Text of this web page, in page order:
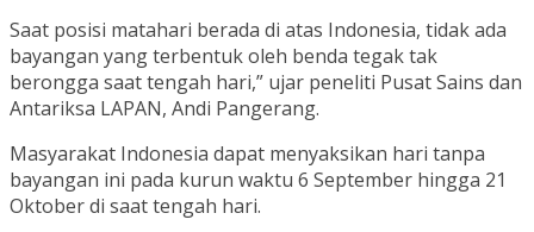
Saat posisi matahari berada di atas Indonesia, tidak ada
bayangan yang terbentuk oleh benda tegak tak
berongga saat tengah hari,” ujar peneliti Pusat Sains dan
Antariksa LAPAN, Andi Pangerang.
Masyarakat Indonesia dapat menyaksikan hari tanpa
bayangan ini pada kurun waktu 6 September hingga 21
Oktober di saat tengah hari.